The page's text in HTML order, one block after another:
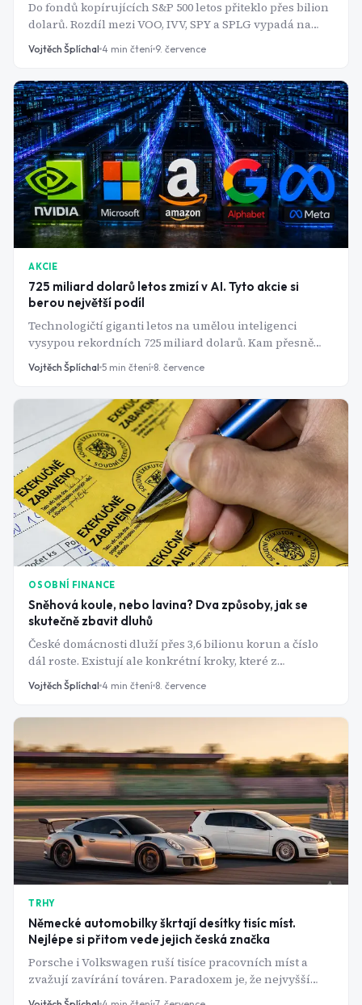
Do fondů kopírujících S&P 500 letos přiteklo přes bilion
dolarů. Rozdíl mezi VOO, IVV, SPY a SPLG vypadá na
první pohled kosmeticky - v praxi jde o statisíce korun.
Vojtěch Šplíchal 4 min čtení 9. července
AKCIE
725 miliard dolarů letos zmizí v AI. Tyto akcie si
berou největší podíl
Technologičtí giganti letos na umělou inteligenci
vysypou rekordních 725 miliard dolarů. Kam přesně
peníze putují a kdo díky nim reálně bohatne?
Vojtěch Šplíchal 5 min čtení 8. července
OSOBNÍ FINANCE
Sněhová koule, nebo lavina? Dva způsoby, jak se
skutečně zbavit dluhů
České domácnosti dluží přes 3,6 bilionu korun a číslo
dál roste. Existují ale konkrétní kroky, které z
bludného kruhu splátek dokážou dostat i bez zázraků.
Vojtěch Šplíchal 4 min čtení 8. července
TRHY
Německé automobilky škrtají desítky tisíc míst.
Nejlépe si přitom vede jejich česká značka
Porsche i Volkswagen ruší tisíce pracovních míst a
zvažují zavírání továren. Paradoxem je, že nejvyšší
marže v celém koncernu má Škoda Auto.